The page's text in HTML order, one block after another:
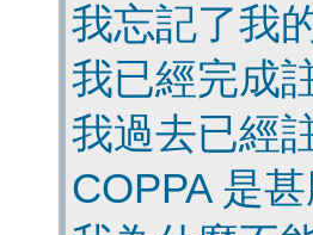
我忘記了我
我已經完成
我過去已經
COPPA 是甚